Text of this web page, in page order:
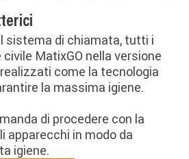
sistema di chiamata, tutti i
MatixGO nella versione
come la tecnologia
la massima igiene.
di procedere con la
apparecchi in modo da
igiene.